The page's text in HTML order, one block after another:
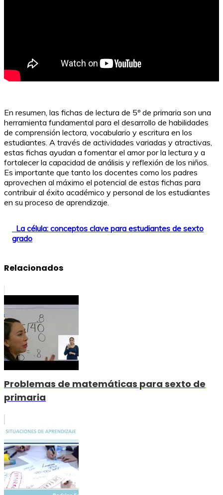
En resumen, las fichas de lectura de 5º de primaria son una
herramienta fundamental para el desarrollo de habilidades
de comprensión lectora, vocabulario y escritura en los
estudiantes. A través de actividades variadas y atractivas,
estas fichas ayudan a fomentar el amor por la lectura y a
fortalecer la capacidad de análisis y reflexión de los niños.
Es importante que tanto los docentes como los padres
aprovechen al máximo el potencial de estas fichas para
contribuir al éxito académico y personal de los estudiantes
en su proceso de aprendizaje.
La célula: conceptos clave para estudiantes de sexto
grado
Relacionados
Problemas de matemáticas para sexto de
primaria